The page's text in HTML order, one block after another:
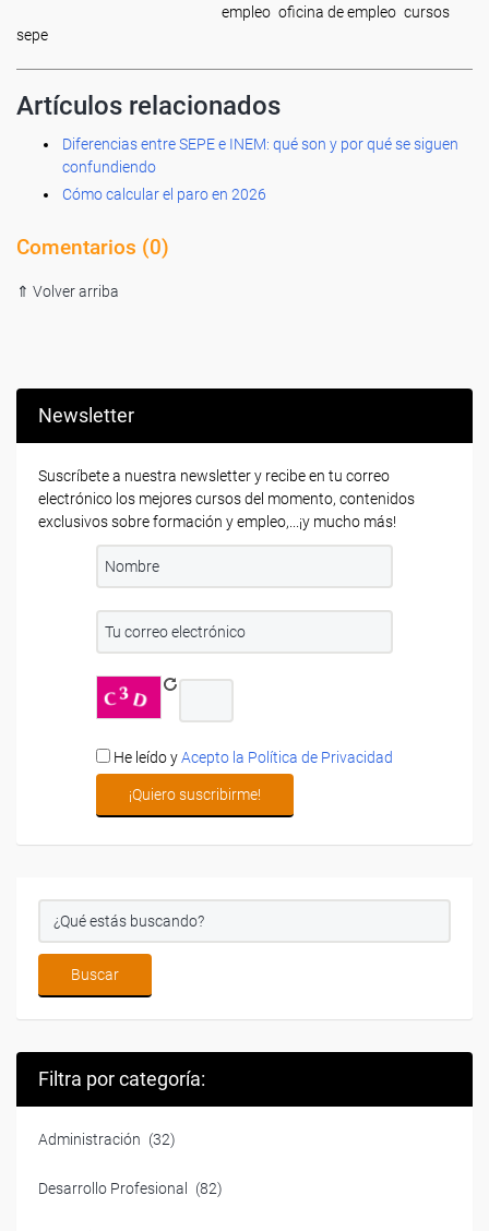
empleo oficina de empleo cursos
sepe
Artículos relacionados
Diferencias entre SEPE e INEM: qué son y por qué se siguen
confundiendo
Cómo calcular el paro en 2026
Comentarios (0)
⇑ Volver arriba
Newsletter
Suscríbete a nuestra newsletter y recibe en tu correo
electrónico los mejores cursos del momento, contenidos
exclusivos sobre formación y empleo,...¡y mucho más!
He leído yAcepto la Política de Privacidad
Filtra por categoría:
Administración (32)
Desarrollo Profesional (82)